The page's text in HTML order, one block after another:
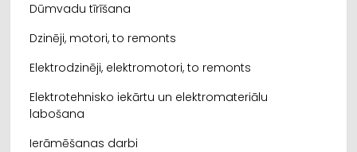
Dūmvadu tīrīšana
Dzinēji, motori, to remonts
Elektrodzinēji, elektromotori, to remonts
Elektrotehnisko iekārtu un elektromateriālu
labošana
Ierāmēšanas darbi